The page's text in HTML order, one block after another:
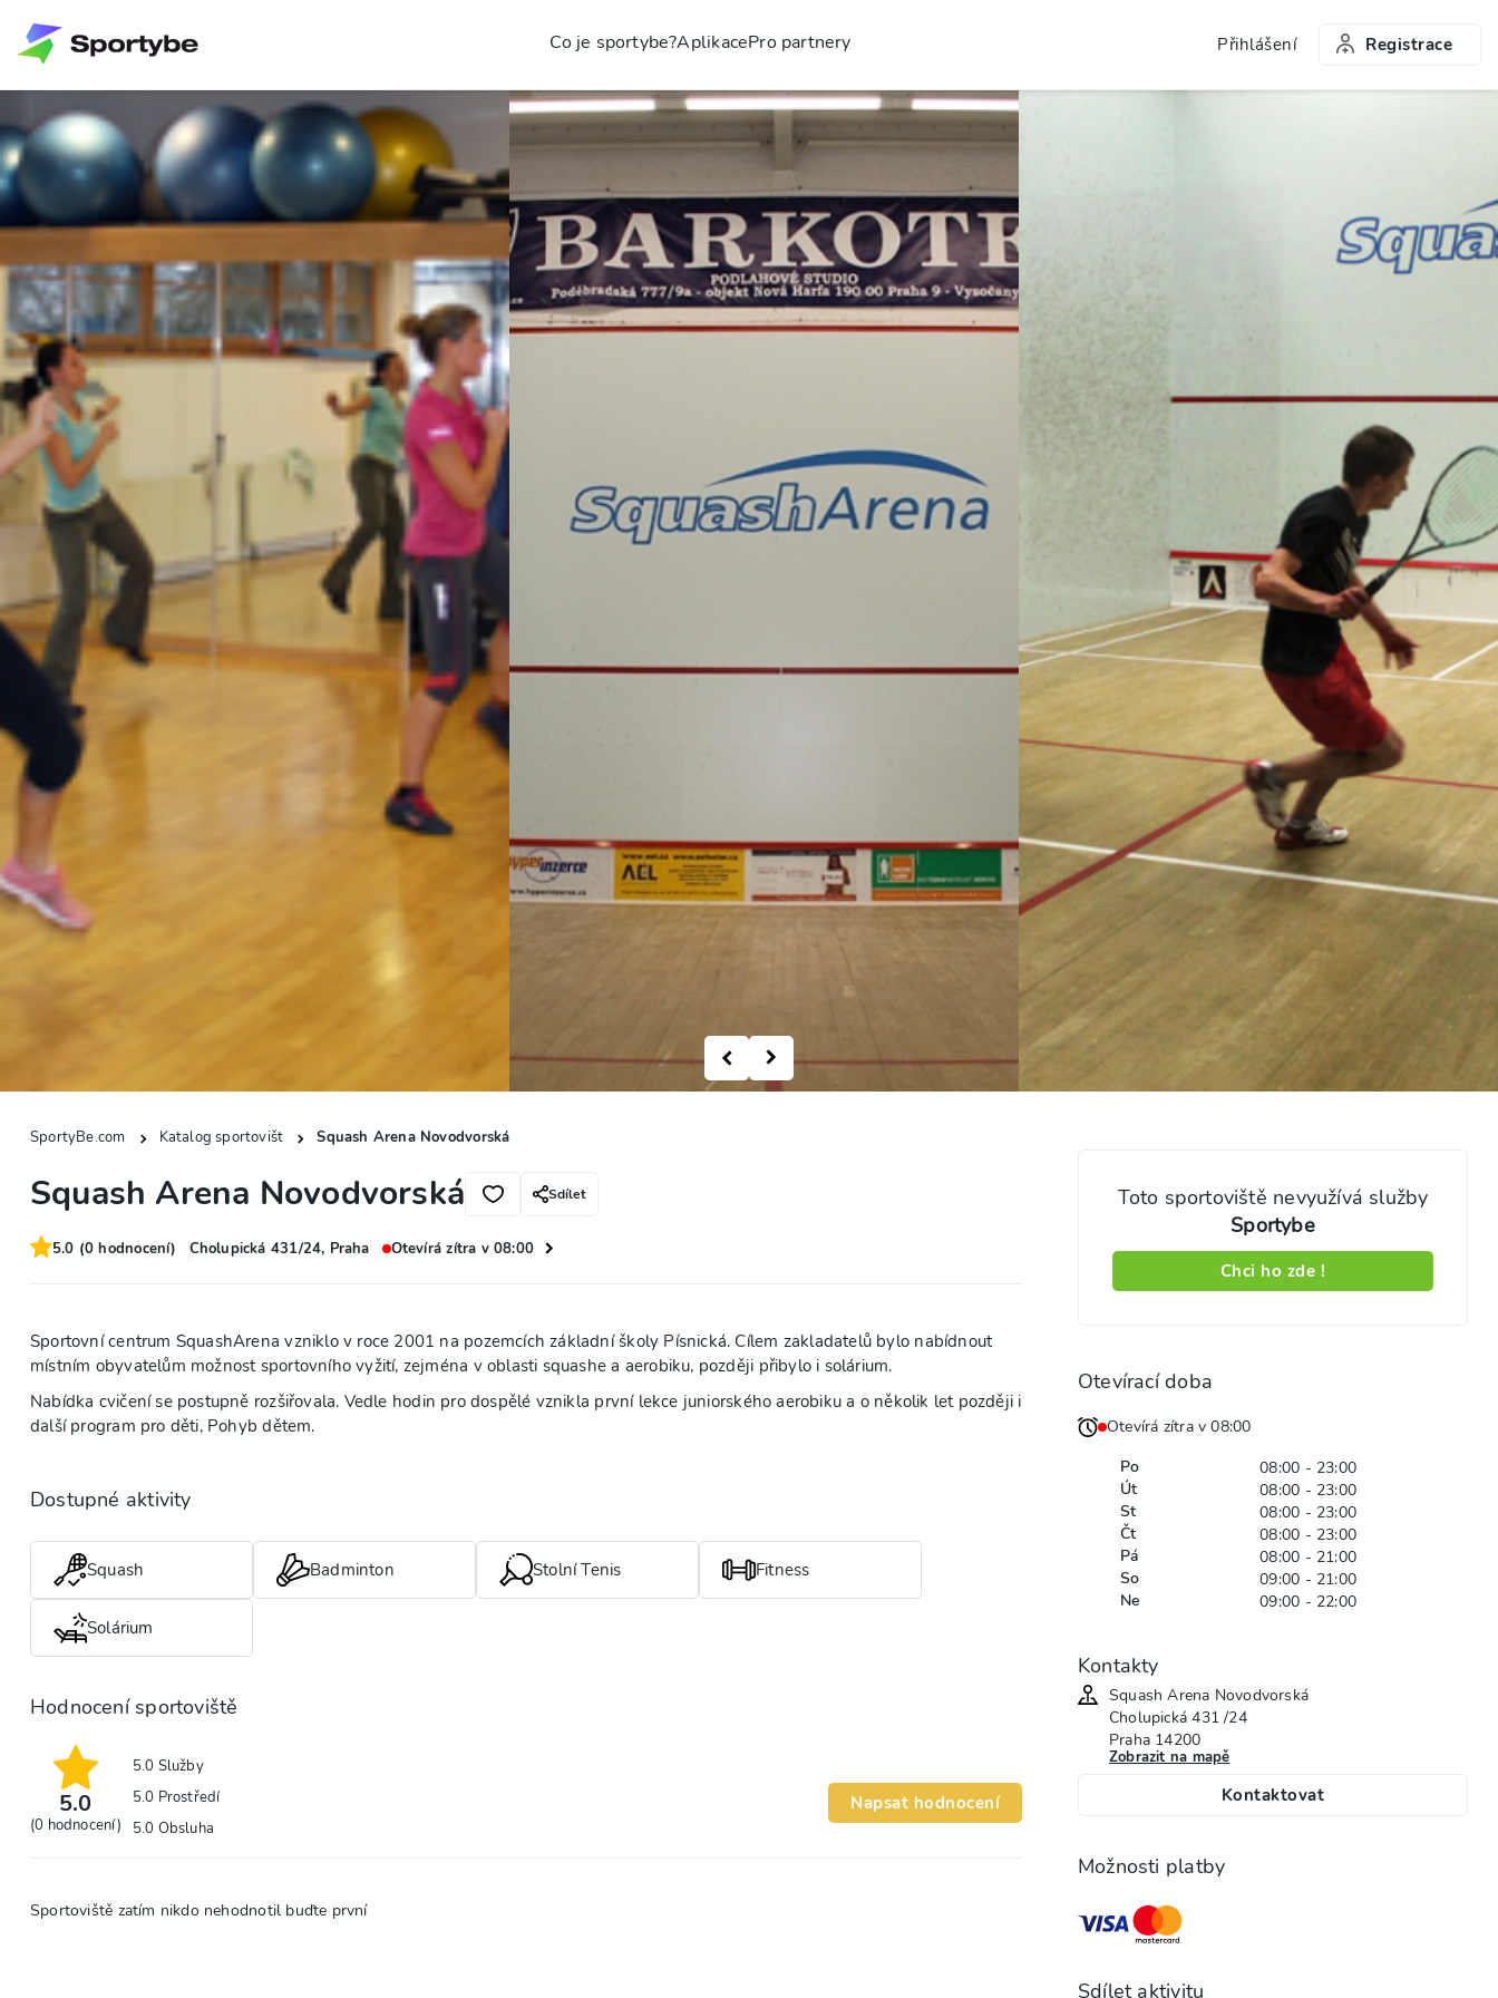
Co je sportybe?AplikacePro partnery Přihlášení Registrace
SportyBe.com Katalog sportovišt Squash Arena Novodvorská
Squash Arena Novodvorská Sdílet
5.0 (0 hodnocení) Cholupická 431/24, Praha Otevírá zítra v 08:00
Sportovní centrum SquashArena vzniklo v roce 2001 na pozemcích základní školy Písnická. Cílem zakladatelů bylo nabídnout
místním obyvatelům možnost sportovního vyžití, zejména v oblasti squashe a aerobiku, později přibylo i solárium.
Nabídka cvičení se postupně rozšiřovala. Vedle hodin pro dospělé vznikla první lekce juniorského aerobiku a o několik let později i
další program pro děti, Pohyb dětem.
Dostupné aktivity
Squash Badminton Stolní Tenis Fitness
Solárium
Hodnocení sportoviště
5.0
(0 hodnocení)
5.0 Služby
5.0 Prostředí
5.0 Obsluha
Napsat hodnocení
Sportoviště zatím nikdo nehodnotil buďte první
Toto sportoviště nevyužívá služby
Sportybe
Chci ho zde !
Otevírací doba
Otevírá zítra v 08:00
Po
08:00 - 23:00
Út
08:00 - 23:00
St
08:00 - 23:00
Čt
08:00 - 23:00
Pá
08:00 - 21:00
So
09:00 - 21:00
Ne
09:00 - 22:00
Kontakty
Squash Arena Novodvorská
Cholupická 431 /24
Praha 14200
Zobrazit na mapě
Kontaktovat
Možnosti platby
Sdílet aktivitu